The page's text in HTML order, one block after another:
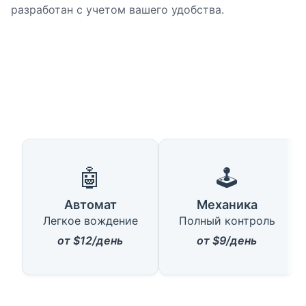
разработан с учетом вашего удобства.
🤖
Автомат
Легкое вождение
от $12/день
🕹️
Механика
Полный контроль
от $9/день